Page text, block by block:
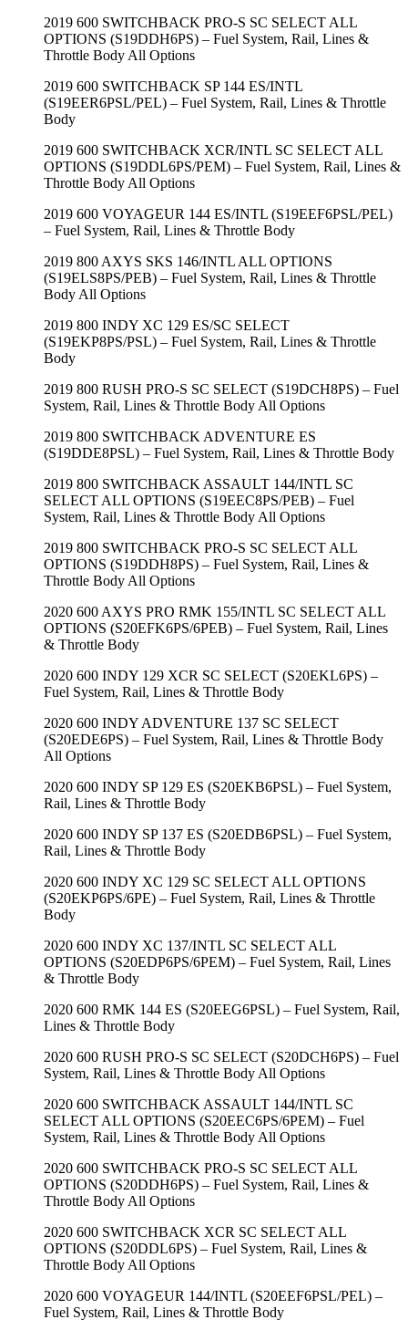
2019 600 SWITCHBACK PRO-S SC SELECT ALL
OPTIONS (S19DDH6PS) – Fuel System, Rail, Lines &
Throttle Body All Options
2019 600 SWITCHBACK SP 144 ES/INTL
(S19EER6PSL/PEL) – Fuel System, Rail, Lines & Throttle
Body
2019 600 SWITCHBACK XCR/INTL SC SELECT ALL
OPTIONS (S19DDL6PS/PEM) – Fuel System, Rail, Lines &
Throttle Body All Options
2019 600 VOYAGEUR 144 ES/INTL (S19EEF6PSL/PEL)
– Fuel System, Rail, Lines & Throttle Body
2019 800 AXYS SKS 146/INTL ALL OPTIONS
(S19ELS8PS/PEB) – Fuel System, Rail, Lines & Throttle
Body All Options
2019 800 INDY XC 129 ES/SC SELECT
(S19EKP8PS/PSL) – Fuel System, Rail, Lines & Throttle
Body
2019 800 RUSH PRO-S SC SELECT (S19DCH8PS) – Fuel
System, Rail, Lines & Throttle Body All Options
2019 800 SWITCHBACK ADVENTURE ES
(S19DDE8PSL) – Fuel System, Rail, Lines & Throttle Body
2019 800 SWITCHBACK ASSAULT 144/INTL SC
SELECT ALL OPTIONS (S19EEC8PS/PEB) – Fuel
System, Rail, Lines & Throttle Body All Options
2019 800 SWITCHBACK PRO-S SC SELECT ALL
OPTIONS (S19DDH8PS) – Fuel System, Rail, Lines &
Throttle Body All Options
2020 600 AXYS PRO RMK 155/INTL SC SELECT ALL
OPTIONS (S20EFK6PS/6PEB) – Fuel System, Rail, Lines
& Throttle Body
2020 600 INDY 129 XCR SC SELECT (S20EKL6PS) –
Fuel System, Rail, Lines & Throttle Body
2020 600 INDY ADVENTURE 137 SC SELECT
(S20EDE6PS) – Fuel System, Rail, Lines & Throttle Body
All Options
2020 600 INDY SP 129 ES (S20EKB6PSL) – Fuel System,
Rail, Lines & Throttle Body
2020 600 INDY SP 137 ES (S20EDB6PSL) – Fuel System,
Rail, Lines & Throttle Body
2020 600 INDY XC 129 SC SELECT ALL OPTIONS
(S20EKP6PS/6PE) – Fuel System, Rail, Lines & Throttle
Body
2020 600 INDY XC 137/INTL SC SELECT ALL
OPTIONS (S20EDP6PS/6PEM) – Fuel System, Rail, Lines
& Throttle Body
2020 600 RMK 144 ES (S20EEG6PSL) – Fuel System, Rail,
Lines & Throttle Body
2020 600 RUSH PRO-S SC SELECT (S20DCH6PS) – Fuel
System, Rail, Lines & Throttle Body All Options
2020 600 SWITCHBACK ASSAULT 144/INTL SC
SELECT ALL OPTIONS (S20EEC6PS/6PEM) – Fuel
System, Rail, Lines & Throttle Body All Options
2020 600 SWITCHBACK PRO-S SC SELECT ALL
OPTIONS (S20DDH6PS) – Fuel System, Rail, Lines &
Throttle Body All Options
2020 600 SWITCHBACK XCR SC SELECT ALL
OPTIONS (S20DDL6PS) – Fuel System, Rail, Lines &
Throttle Body All Options
2020 600 VOYAGEUR 144/INTL (S20EEF6PSL/PEL) –
Fuel System, Rail, Lines & Throttle Body